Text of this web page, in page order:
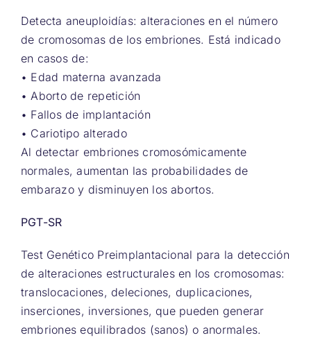
Detecta aneuploidías: alteraciones en el número
de cromosomas de los embriones. Está indicado
en casos de:
• Edad materna avanzada
• Aborto de repetición
• Fallos de implantación
• Cariotipo alterado
Al detectar embriones cromosómicamente
normales, aumentan las probabilidades de
embarazo y disminuyen los abortos.
PGT-SR
Test Genético Preimplantacional para la detección
de alteraciones estructurales en los cromosomas:
translocaciones, deleciones, duplicaciones,
inserciones, inversiones, que pueden generar
embriones equilibrados (sanos) o anormales.